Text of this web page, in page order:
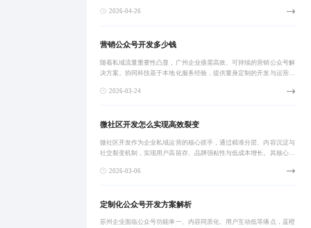
户体验与系统
2026-04-26
营销公众号开发多少钱
随着私域流量重要性凸显，广州企业亟需高效、可持续的营销公众号解
决方案。协同科技基于本地化服务经验，提供量身定制的开发与运营一
业实现精准获客
2026-03-24
微社区开发怎么实现高效裂变
微社区开发作为企业私域运营的核心抓手，通过精准分层、内容沉淀与
社交裂变机制，实现用户高留存、品牌强粘性与低成本增长。其核心在
2026-03-06
定制化公众号开发方案解析
苏州企业面临公众号功能单一、内容同质化、用户互动低等痛点，蓝橙